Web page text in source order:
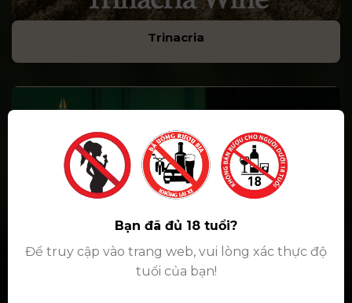
Trinacria
Bạn đã đủ 18 tuổi?
Để truy cập vào trang web, vui lòng xác thực độ
tuổi của bạn!